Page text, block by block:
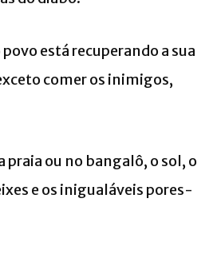
está recuperando a sua
comer os inimigos,
praia ou no bangalô, o sol, o
e os inigualáveis pores-